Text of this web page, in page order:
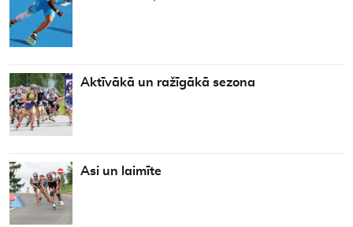
Aktīvākā un ražīgākā sezona
Asi un laimīte